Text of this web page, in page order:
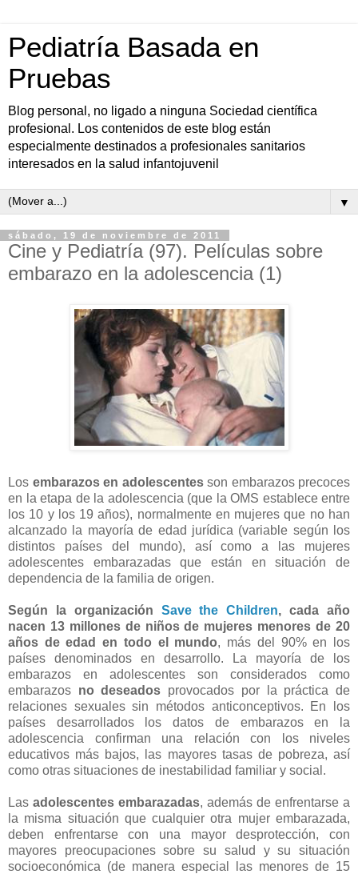
Pediatría Basada en
Pruebas
Blog personal, no ligado a ninguna Sociedad científica
profesional. Los contenidos de este blog están
especialmente destinados a profesionales sanitarios
interesados en la salud infantojuvenil
▼
sábado, 19 de noviembre de 2011
Cine y Pediatría (97). Películas sobre
embarazo en la adolescencia (1)
Los embarazos en adolescentesson embarazos precoces
en la etapa de la adolescencia (que la OMS establece entre
los 10 y los 19 años), normalmente en mujeres que no han
alcanzado la mayoría de edad jurídica (variable según los
distintos países del mundo), así como a las mujeres
adolescentes embarazadas que están en situación de
dependencia de la familia de origen.
Según la organización Save the Children, cada año
nacen 13 millones de niños de mujeres menores de 20
años de edad en todo el mundo, más del 90% en los
países denominados en desarrollo. La mayoría de los
embarazos en adolescentes son considerados como
embarazos no deseados provocados por la práctica de
relaciones sexuales sin métodos anticonceptivos. En los
países desarrollados los datos de embarazos en la
adolescencia confirman una relación con los niveles
educativos más bajos, las mayores tasas de pobreza, así
como otras situaciones de inestabilidad familiar y social.
Las adolescentes embarazadas, además de enfrentarse a
la misma situación que cualquier otra mujer embarazada,
deben enfrentarse con una mayor desprotección, con
mayores preocupaciones sobre su salud y su situación
socioeconómica (de manera especial las menores de 15